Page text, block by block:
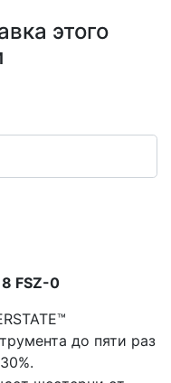
этого
FSZ-0
до пяти раз